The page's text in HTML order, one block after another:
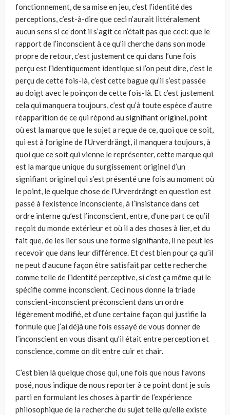
fonctionnement, de sa mise en jeu, c’est l’identité des
perceptions, c’est-à-dire que ceci n’aurait littéralement
aucun sens si ce dont il s’agit ce n’était pas que ceci: que le
rapport de l’inconscient à ce qu’il cherche dans son mode
propre de retour, c’est justement ce qui dans l’une fois
perçu est l’identiquement identique si l’on peut dire, c’est le
perçu de cette fois-là, c’est cette bague qu’il s’est passée
au doigt avec le poinçon de cette fois-là. Et c’est justement
cela qui manquera toujours, c’est qu’à toute espèce d’autre
réapparition de ce qui répond au signifiant originel, point
où est la marque que le sujet a reçue de ce, quoi que ce soit,
qui est à l’origine de l’Urverdrängt, il manquera toujours, à
quoi que ce soit qui vienne le représenter, cette marque qui
est la marque unique du surgissement originel d’un
signifiant originel qui s’est présenté une fois au moment où
le point, le quelque chose de l’Urverdrängt en question est
passé à l’existence inconsciente, à l’insistance dans cet
ordre interne qu’est l’inconscient, entre, d’une part ce qu’il
reçoit du monde extérieur et où il a des choses à lier, et du
fait que, de les lier sous une forme signifiante, il ne peut les
recevoir que dans leur différence. Et c’est bien pour ça qu’il
ne peut d’aucune façon être satisfait par cette recherche
comme telle de l’identité perceptive, si c’est ça même qui le
spécifie comme inconscient. Ceci nous donne la triade
conscient-inconscient préconscient dans un ordre
légèrement modifié, et d’une certaine façon qui justifie la
formule que j’ai déjà une fois essayé de vous donner de
l’inconscient en vous disant qu’il était entre perception et
conscience, comme on dit entre cuir et chair.
C’est bien là quelque chose qui, une fois que nous l’avons
posé, nous indique de nous reporter à ce point dont je suis
parti en formulant les choses à partir de l’expérience
philosophique de la recherche du sujet telle qu’elle existe